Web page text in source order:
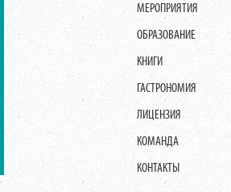
МЕРОПРИЯТИЯ
ОБРАЗОВАНИЕ
КНИГИ
ГАСТРОНОМИЯ
ЛИЦЕНЗИЯ
КОМАНДА
КОНТАКТЫ